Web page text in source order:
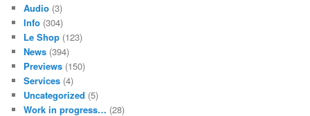
Audio (3)
Info (304)
Le Shop (123)
News (394)
Previews (150)
Services (4)
Uncategorized (5)
Work in progress… (28)